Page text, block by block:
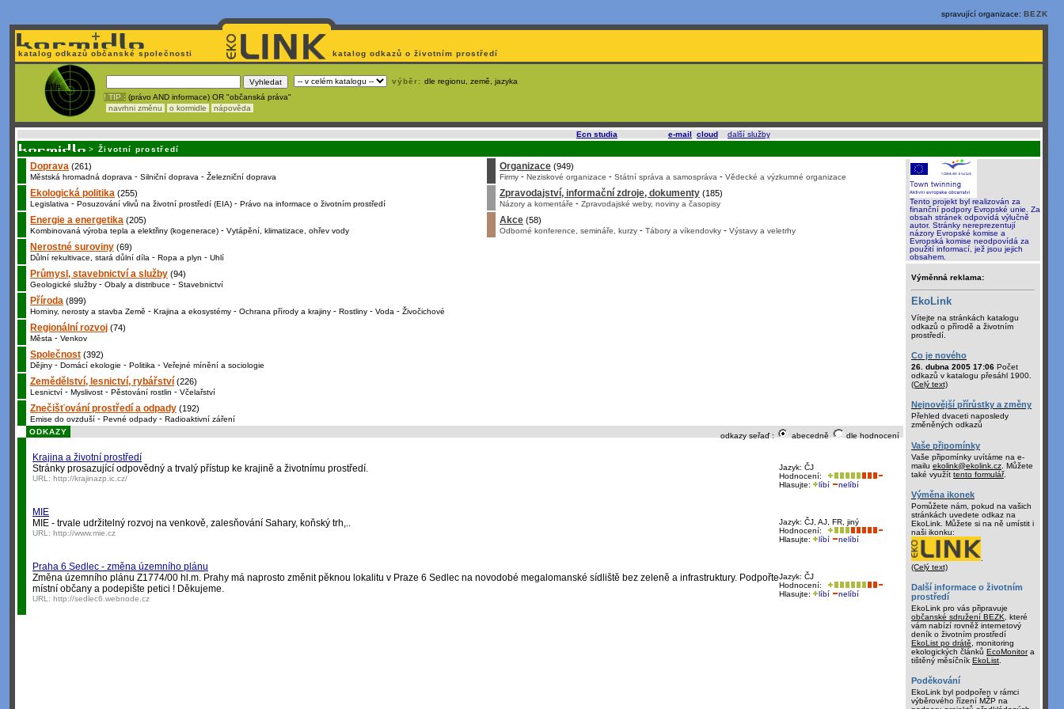
spravující organizace: BEZK
katalog odkazů občanské společnosti katalog odkazů o životním prostředí
výběr: dle regionu, země, jazyka
! TIP : (právo AND informace) OR "občanská práva"
navrhni změnu
o kormidle nápověda
Ecn studia e-mail cloud další služby.
> Životní prostředí
Doprava (261)
Městská hromadná doprava - Silniční doprava - Železniční doprava
Ekologická politika (255)
Legislativa - Posuzování vlivů na životní prostředí (EIA) - Právo na informace o životním prostředí
Energie a energetika (205)
Kombinovaná výroba tepla a elektřiny (kogenerace) - Vytápění, klimatizace, ohřev vody
Nerostné suroviny (69)
Důlní rekultivace, stará důlní díla - Ropa a plyn - Uhlí
Průmysl, stavebnictví a služby (94)
Geologické služby - Obaly a distribuce - Stavebnictví
Příroda (899)
Horniny, nerosty a stavba Země - Krajina a ekosystémy - Ochrana přírody a krajiny - Rostliny - Voda - Živočichové
Regionální rozvoj (74)
Města - Venkov
Společnost (392)
Dějiny - Domácí ekologie - Politika - Veřejné mínění a sociologie
Zemědělství, lesnictví, rybářství (226)
Lesnictví - Myslivost - Pěstování rostlin - Včelařství
Znečišťování prostředí a odpady (192)
Emise do ovzduší - Pevné odpady - Radioaktivní záření
Organizace (949)
Firmy - Neziskové organizace - Státní správa a samospráva - Vědecké a výzkumné organizace
Zpravodajství, informační zdroje, dokumenty (185)
Názory a komentáře - Zpravodajské weby, noviny a časopisy
Akce (58)
Odborné konference, semináře, kurzy - Tábory a víkendovky - Výstavy a veletrhy
odkazy seřaď : abecedně dle hodnocení
ODKAZY
Krajina a životní prostředí
Jazyk: ČJ
Hodnocení:
Hlasujte:
líbí nelíbí
Stránky prosazující odpovědný a trvalý přístup ke krajině a životnímu prostředí.
URL: http://krajinazp.ic.cz/
MIE
Jazyk: ČJ, AJ, FR, jiný
Hodnocení:
Hlasujte:
líbí nelíbí
MIE - trvale udržitelný rozvoj na venkově, zalesňování Sahary, koňský trh,..
URL: http://www.mie.cz
Praha 6 Sedlec - změna územního plánu
Jazyk: ČJ
Hodnocení:
Hlasujte:
líbí nelíbí
Změna územního plánu Z1774/00 hl.m. Prahy má naprosto změnit pěknou lokalitu v Praze 6 Sedlec na novodobé megalomanské sídliště bez zeleně a infrastruktury. Podpořte
místní občany a podepište petici ! Děkujeme.
URL: http://sedlec6.webnode.cz
Tento projekt byl realizován za
finanční podpory Evropské unie. Za
obsah stránek odpovídá výlučně
autor. Stránky nereprezentují
názory Evropské komise a
Evropská komise neodpovídá za
použití informací, jež jsou jejich
obsahem.
Výměnná reklama:
EkoLink
Vítejte na stránkách katalogu
odkazů o přírodě a životním
prostředí.
Co je nového
26. dubna 2005 17:06 Počet
odkazů v katalogu přesáhl 1900.
(Celý text)
Nejnovější přírůstky a změny
Přehled dvaceti naposledy
změněných odkazů
Vaše připomínky
Vaše připomínky uvítáme na e-
mailu ekolink@ekolink.cz . Můžete
také využít tento formulář.
Výměna ikonek
Pomůžete nám, pokud na vašich
stránkách uvedete odkaz na
EkoLink. Můžete si na ně umístit i
naši ikonku:
(Celý text)
Další informace o životním
prostředí
EkoLink pro vás připravuje
občanské sdružení BEZK , které
vám nabízí rovněž internetový
deník o životním prostředí
EkoList po drátě , monitoring
ekologických článků EcoMonitora
tištěný měsíčník EkoList
Poděkování
EkoLink byl podpořen v rámci
výběrového řízení MŽP na